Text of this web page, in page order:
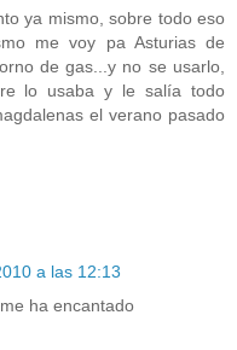
ya mismo, sobre todo eso
me voy pa Asturias de
de gas...y no se usarlo,
lo usaba y le salía todo
el verano pasado
a las 12:13
ha encantado